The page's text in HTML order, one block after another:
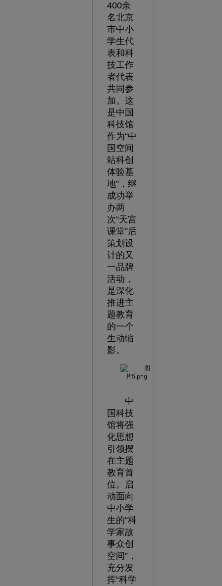
400余
名北京
市中小
学生代
表和科
技工作
者代表
共同参
加。这
是中国
科技馆
作为“中
国空间
站科创
体验基
地”，继
成功举
办两
次“天宫
课堂”后
策划设
计的又
一品牌
活动，
是深化
推进主
题教育
的一个
生动缩
影。
中
国科技
馆将强
化思想
引领摆
在主题
教育首
位。启
动面向
中小学
生的“科
学家故
事众创
空间”，
充分发
挥“科学